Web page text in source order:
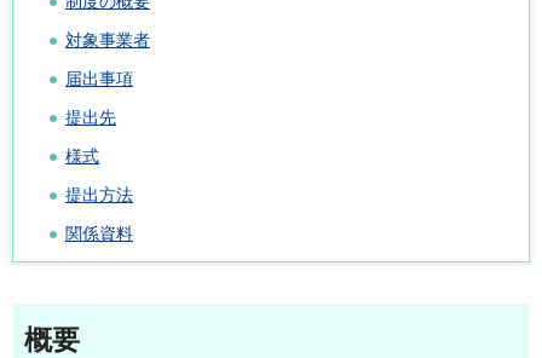
対象事業者
届出事項
提出先
様式
提出方法
関係資料
概要